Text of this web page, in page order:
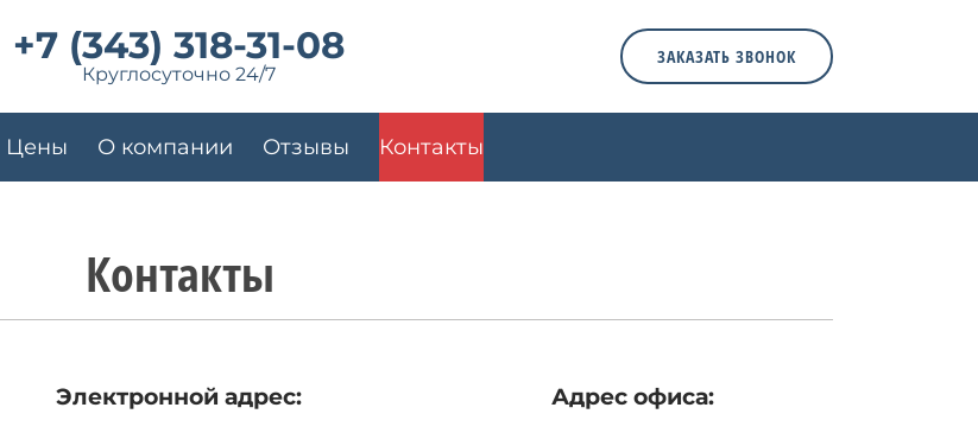
+7 (343) 318-31-08
Круглосуточно 24/7
ЗАКАЗАТЬ ЗВОНОК
Цены О компании Отзывы Контакты
Контакты
Электронной адрес: Адрес офиса: